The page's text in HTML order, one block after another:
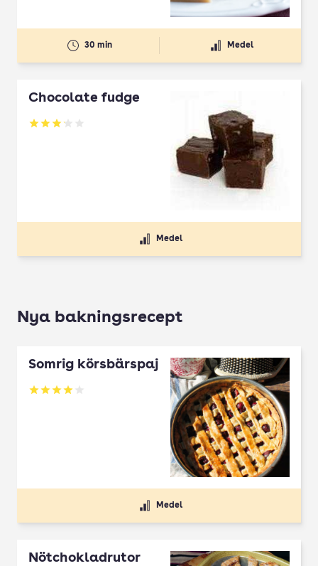
30 min Medel
Chocolate fudge
Betyg: 3.13 av 5
Medel
Nya bakningsrecept
Somrig körsbärspaj
Betyg: 4 av 5
Medel
Nötchokladrutor